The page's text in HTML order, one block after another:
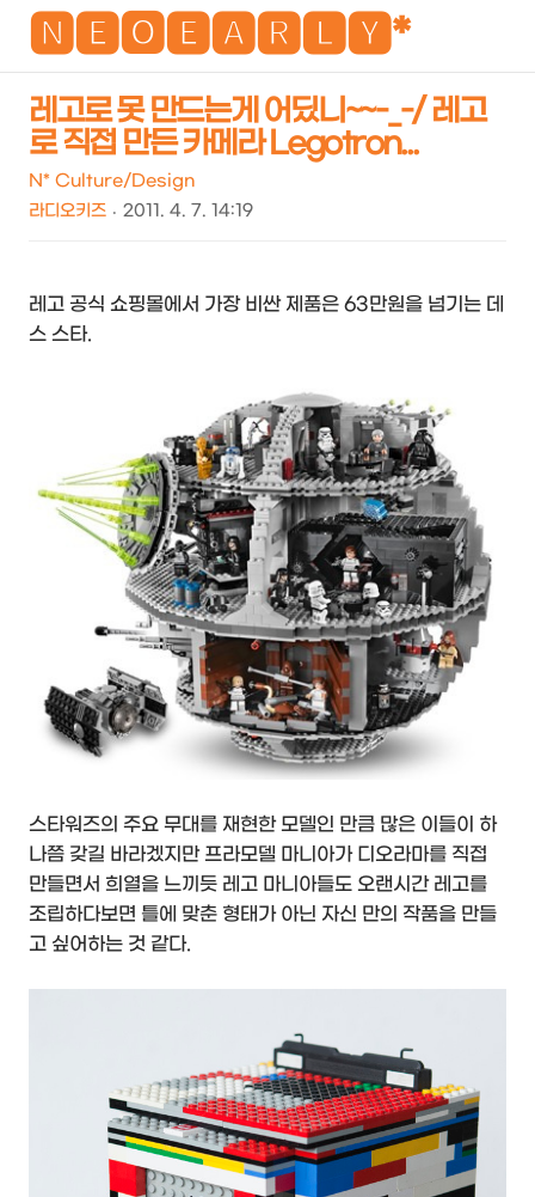
🅽🅴🅾🅴🅰🆁🅻🆈*
레고로 못 만드는게 어딨니~~-_-/ 레고
로 직접 만든 카메라 Legotron...
N* Culture/Design
라디오키즈
2011. 4. 7. 14:19
레고 공식 쇼핑몰에서 가장 비싼 제품은 63만원을 넘기는 데
스 스타.
스타워즈의 주요 무대를 재현한 모델인 만큼 많은 이들이 하
나쯤 갖길 바라겠지만 프라모델 마니아가 디오라마를 직접
만들면서 희열을 느끼듯 레고 마니아들도 오랜시간 레고를
조립하다보면 틀에 맞춘 형태가 아닌 자신 만의 작품을 만들
고 싶어하는 것 같다.